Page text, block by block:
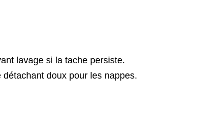
lavage si la tache persiste.
doux pour les nappes.